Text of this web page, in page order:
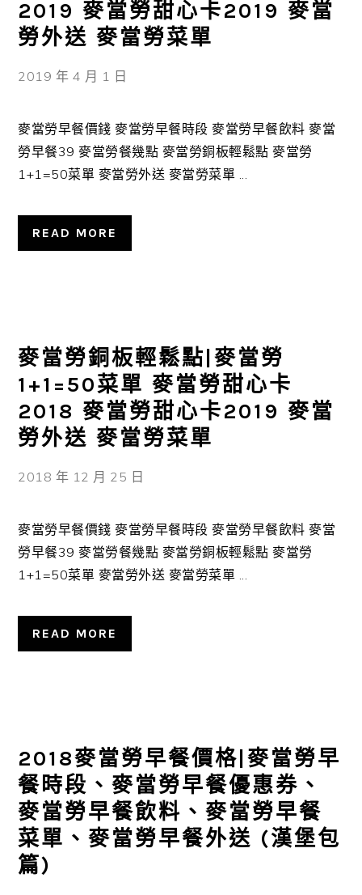
2019 麥當勞甜心卡2019 麥當
勞外送 麥當勞菜單
2019 年 4 月 1 日
麥當勞早餐價錢 麥當勞早餐時段 麥當勞早餐飲料 麥當
勞早餐39 麥當勞餐幾點 麥當勞銅板輕鬆點 麥當勞
1+1=50菜單 麥當勞外送 麥當勞菜單 ...
READ MORE
麥當勞銅板輕鬆點|麥當勞
1+1=50菜單 麥當勞甜心卡
2018 麥當勞甜心卡2019 麥當
勞外送 麥當勞菜單
2018 年 12 月 25 日
麥當勞早餐價錢 麥當勞早餐時段 麥當勞早餐飲料 麥當
勞早餐39 麥當勞餐幾點 麥當勞銅板輕鬆點 麥當勞
1+1=50菜單 麥當勞外送 麥當勞菜單 ...
READ MORE
2018麥當勞早餐價格|麥當勞早
餐時段、麥當勞早餐優惠券、
麥當勞早餐飲料、麥當勞早餐
菜單、麥當勞早餐外送 (漢堡包
篇)